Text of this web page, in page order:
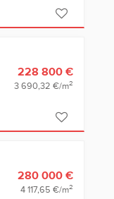
228 800 €
3 690,32 €/m2
280 000 €
4 117,65 €/m2